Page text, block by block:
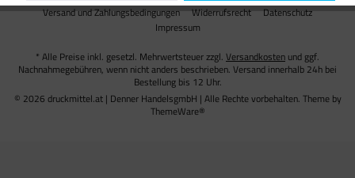
Versand und Zahlungsbedingungen
Widerrufsrecht
Datenschutz
Impressum
* Alle Preise inkl. gesetzl. Mehrwertsteuer zzgl. Versandkosten und ggf.
Nachnahmegebühren, wenn nicht anders beschrieben. Versand innerhalb 24h bei
Bestellung bis 12 Uhr.
© 2026 druckmittel.at | Denner HandelsgmbH | Alle Rechte vorbehalten. Theme by
ThemeWare®